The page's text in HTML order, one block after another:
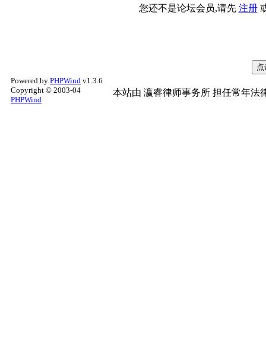
您还不是论坛会员,请先 注册
Powered by PHPWind v1.3.6
Copyright © 2003-04
PHPWind
本站由 瀛睿律师事务所 担任常年法